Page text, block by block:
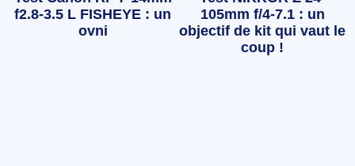
f2.8-3.5 L FISHEYE : un
ovni
105mm f/4-7.1 : un
objectif de kit qui vaut le
coup !